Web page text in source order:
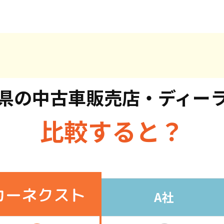
の中古車販売店・ディー
比較すると？